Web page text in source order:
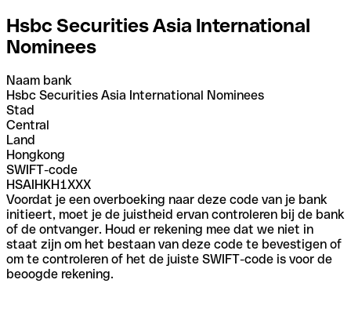
Hsbc Securities Asia International
Nominees
Naam bank
Hsbc Securities Asia International Nominees
Stad
Central
Land
Hongkong
SWIFT-code
HSAIHKH1XXX
Voordat je een overboeking naar deze code van je bank
initieert, moet je de juistheid ervan controleren bij de bank
of de ontvanger. Houd er rekening mee dat we niet in
staat zijn om het bestaan van deze code te bevestigen of
om te controleren of het de juiste SWIFT-code is voor de
beoogde rekening.